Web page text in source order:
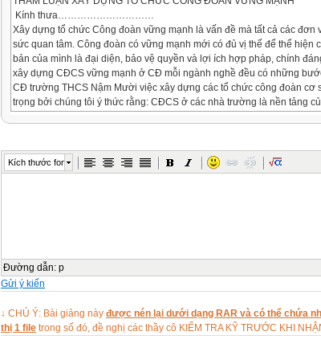
Kính thưa…………………………
Xây dựng tổ chức Công đoàn vững mạnh là vấn đề mà tất cả các đơn
sức quan tâm. Công đoàn có vững mạnh mới có đủ vị thế để thể hiện
bản của mình là đại diện, bảo vệ quyền và lợi ích hợp pháp, chính
xây dựng CĐCS vững mạnh ở CĐ mỗi ngành nghề đều có những
CĐ trường THCS Nậm Mười việc xây dựng các tổ chức công đoàn cơ
trọng bởi chúng tôi ý thức rằng: CĐCS ở các nhà trường là nền tảng
Qua nghe Báo cáo tổng kết nhiệm kỳ và phương hướng công tác
tịch, tôi mạnh dạn đề xuất một số ý kiến như sau trong công tác xây
chuyên môn còn có năng khiếu trong văn nghệ, thể dục thể thao...
chức họat động phát động phong trào. Bên cạnh đó cần tổ chức cho
gia các lớp tập huấn nghiệp vụ công tác CĐ do CĐ cấp trên tổ chức
với các hình thức tổ chức bồi dưỡng trên cần tổ chức học tập tổng kết
công tác để giúp các đồng chí trong BCH luôn luôn vững vàng về
tự tin và có hiệu quả trong công tác. Mặc dù còn có những khó khăn
Kích thước font
Đường dẫn: p
Gửi ý kiến
↓ CHÚ Ý: Bài giảng này được nén lại dưới dạng RAR và có thể chứa
thị 1 file trong số đó, đề nghị các thầy cô KIỂM TRA KỸ TRƯỚC KHI